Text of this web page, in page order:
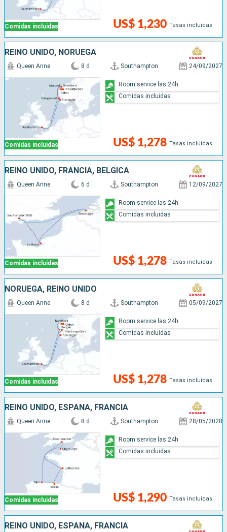
Comidas incluidas US$ 1,230 Tasas incluidas
REINO UNIDO, NORUEGA
Comidas incluidas
Queen Anne 8 d Southampton 24/09/2027
US$ 1,278 Tasas incluidas
Room service las 24h
Comidas incluidas
REINO UNIDO, FRANCIA, BÉLGICA
Comidas incluidas
Queen Anne 6 d Southampton 12/09/2027
US$ 1,278 Tasas incluidas
Room service las 24h
Comidas incluidas
NORUEGA, REINO UNIDO
Comidas incluidas
Queen Anne 8 d Southampton 05/09/2027
US$ 1,278 Tasas incluidas
Room service las 24h
Comidas incluidas
REINO UNIDO, ESPAÑA, FRANCIA
Comidas incluidas
Queen Anne 8 d Southampton 28/05/2028
US$ 1,290 Tasas incluidas
Room service las 24h
Comidas incluidas
REINO UNIDO, ESPAÑA, FRANCIA